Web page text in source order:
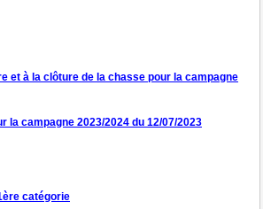
et à la clôture de la chasse pour la campagne
la campagne 2023/2024 du 12/07/2023
catégorie